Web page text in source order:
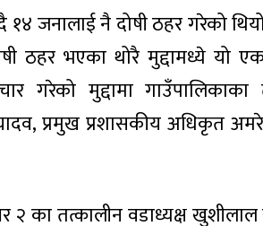
जनालाई नै दोषी ठहर गरेको
ठहर भएका थोरै मुद्दामध्ये यो
गरेको मुद्दामा
प्रमुख प्रशासकीय अधिकृत
२ का तत्कालीन वडाध्यक्ष